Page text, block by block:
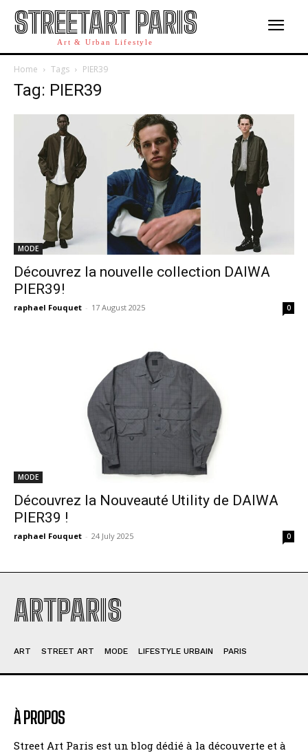
STREETART PARIS
Art & Urban Lifestyle
Home Tags PIER39
Tag: PIER39
MODE
Découvrez la nouvelle collection DAIWA
PIER39!
raphael Fouquet - 17 August 2025 0
MODE
Découvrez la Nouveauté Utility de DAIWA
PIER39 !
raphael Fouquet - 24 July 2025 0
ARTPARIS
ART STREET ART MODE LIFESTYLE URBAIN PARIS
À PROPOS
Street Art Paris est un blog dédié à la découverte et à